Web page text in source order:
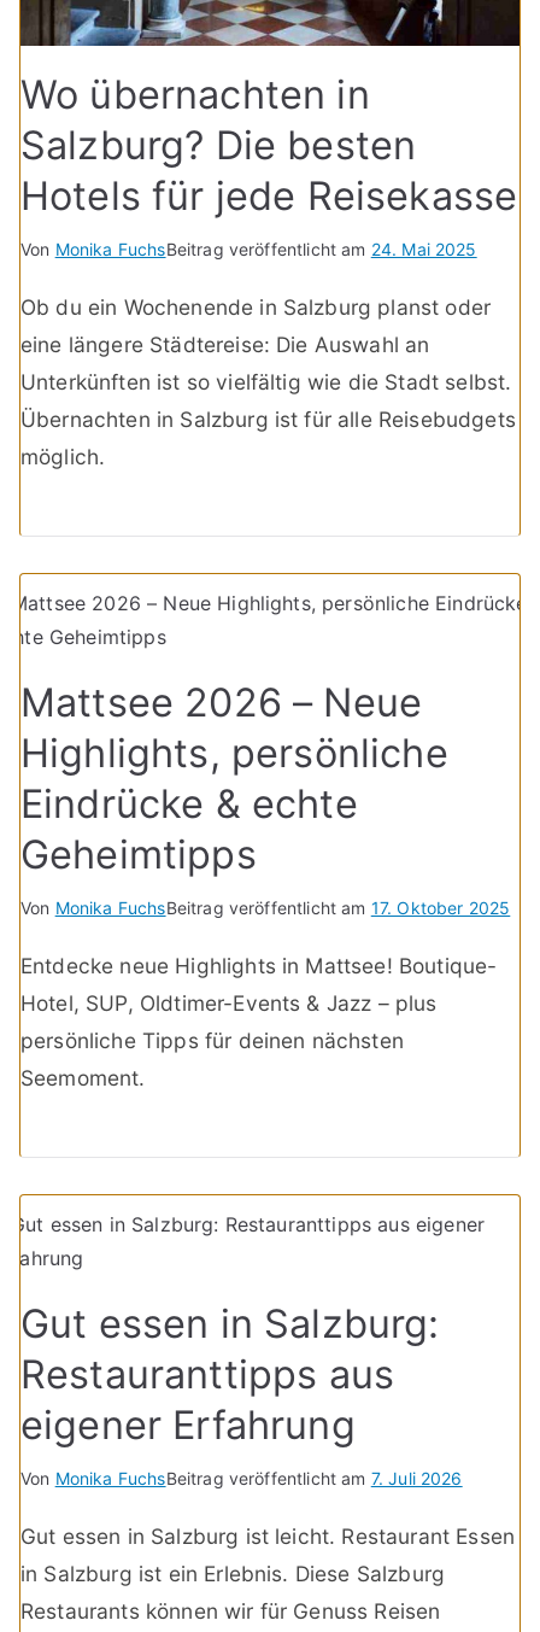
Wo übernachten in
Salzburg? Die besten
Hotels für jede Reisekasse
Von Monika FuchsBeitrag veröffentlicht am 24. Mai 2025
Ob du ein Wochenende in Salzburg planst oder
eine längere Städtereise: Die Auswahl an
Unterkünften ist so vielfältig wie die Stadt selbst.
Übernachten in Salzburg ist für alle Reisebudgets
möglich.
Mattsee 2026 – Neue
Highlights, persönliche
Eindrücke & echte
Geheimtipps
Von Monika FuchsBeitrag veröffentlicht am 17. Oktober 2025
Entdecke neue Highlights in Mattsee! Boutique-
Hotel, SUP, Oldtimer-Events & Jazz – plus
persönliche Tipps für deinen nächsten
Seemoment.
Gut essen in Salzburg:
Restauranttipps aus
eigener Erfahrung
Von Monika FuchsBeitrag veröffentlicht am 7. Juli 2026
Gut essen in Salzburg ist leicht. Restaurant Essen
in Salzburg ist ein Erlebnis. Diese Salzburg
Restaurants können wir für Genuss Reisen